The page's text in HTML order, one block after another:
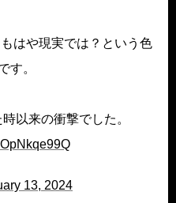
はや現実では？という色
す。
以来の衝撃でした。
13, 2024